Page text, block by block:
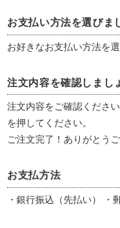
お支払い方法を選びま
お好きなお支払い方法を
注文内容を確認しまし
注文内容をご確認くださ
を押してください。
ご注文完了！ありがとうご
お支払方法
・銀行振込（先払い） ・